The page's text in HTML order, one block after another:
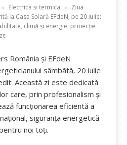
Electrica si termica
Ziua
la Casa Solară EFdeN, pe 20 iulie:
climă și energie, proiecție
România și EFdeN
sâmbătă, 20 iulie
Această zi este dedicată
care, prin profesionalism și
funcționarea eficientă a
siguranța energetică
noi toți.